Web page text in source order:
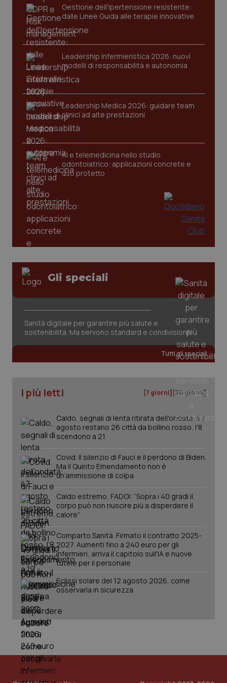
Gestione dell'Ipertensione resistente:
dalle Linee Guida alle terapie innovative
Leadership Infermieristica 2026: nuovi
modelli di responsabilità e autonomia
Leadership Medica 2026: guidare team
clinici ad alte prestazioni
AI e telemedicina nello studio
odontoiatrico: applicazioni concrete e
uso protetto
Gli speciali
Sanità digitale per garantire più salute e
sostenibilità. Ma servono standard e condivisione
Tutti gli speciali
I più letti [7 giorni] [30 giorni]
Caldo, segnali di lenta ritirata dell'ondata: il 7
agosto restano 26 città da bollino rosso, l'8
scendono a 21
Covid. Il silenzio di Fauci e il perdono di Biden.
Ma il Quinto Emendamento non è
un’ammissione di colpa
Caldo estremo, FADOI: “Sopra i 40 gradi il
corpo può non riuscire più a disperdere il
calore”
Comparto Sanità. Firmato il contratto 2025-
2027. Aumenti fino a 240 euro per gli
infermieri, arriva il capitolo sull'IA e nuove
tutele per il personale
Eclissi solare del 12 agosto 2026, come
osservarla in sicurezza
Nome
Fornitore / Dominio
VISITOR_PRIVACY_METADATA
CookieScriptConsent
CookieScript
www.quotidianosanita.it
tracking-sites-ironfish-
tracking-enable
www.quotidianosanita.it
_ga